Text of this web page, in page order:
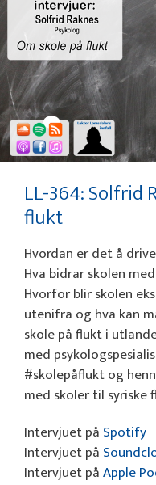
LL-364: Solfrid
flukt
Hvordan er det å
Hva bidrar skolen
Hvorfor blir skolen
utenifra og hva kan
skole på flukt i
med
#skolepåflukt og
med skoler til syriske
Intervjuet på Spotify
Intervjuet på
Intervjuet påApple